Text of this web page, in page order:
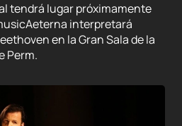
tendrá lugar próximamente
interpretará
en la Gran Sala de la
Perm.